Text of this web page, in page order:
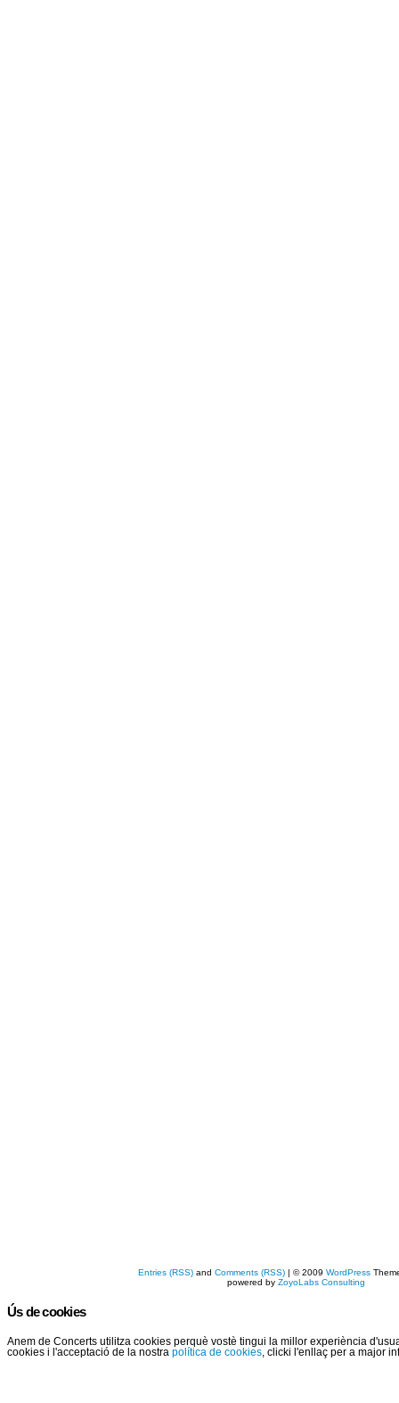
Entries (RSS) andComments (RSS) | © 2009WordPress
powered byZoyoLabs Consulting
Ús de cookies
Anem de Concerts utilitza cookies perquè vostè tingui la millor experiència
cookies i l'acceptació de la nostra política de cookies , clicki l'enllaç per a major